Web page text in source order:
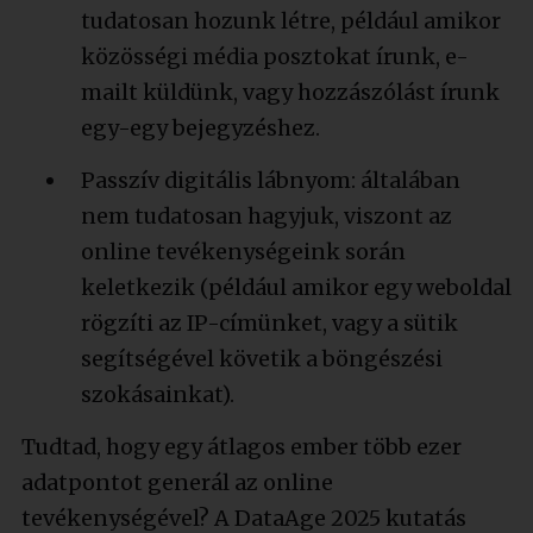
tudatosan hozunk létre, például amikor
közösségi média posztokat írunk, e-
mailt küldünk, vagy hozzászólást írunk
egy-egy bejegyzéshez.
Passzív digitális lábnyom: általában
nem tudatosan hagyjuk, viszont az
online tevékenységeink során
keletkezik (például amikor egy weboldal
rögzíti az IP-címünket, vagy a sütik
segítségével követik a böngészési
szokásainkat).
Tudtad, hogy egy átlagos ember több ezer
adatpontot generál az online
tevékenységével? A DataAge 2025 kutatás